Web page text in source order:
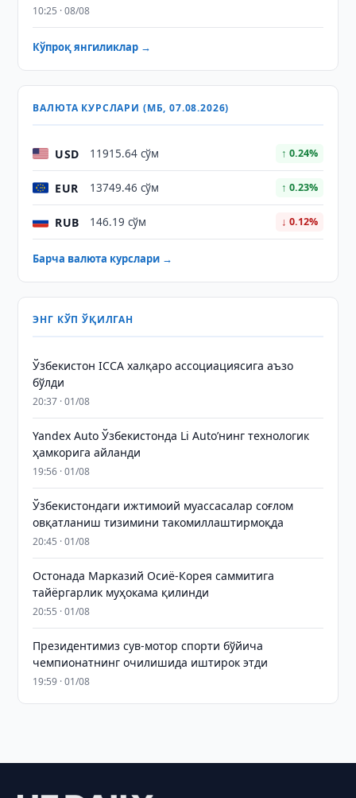
10:25 · 08/08
Кўпроқ янгиликлар →
ВАЛЮТА КУРСЛАРИ (МБ, 07.08.2026)
USD 11915.64 сўм ↑ 0.24%
EUR 13749.46 сўм ↑ 0.23%
RUB 146.19 сўм ↓ 0.12%
Барча валюта курслари →
ЭНГ КЎП ЎҚИЛГАН
Ўзбекистон ICCA халқаро ассоциациясига аъзо
бўлди
20:37 · 01/08
Yandex Auto Ўзбекистонда Li Auto’нинг технологик
ҳамкорига айланди
19:56 · 01/08
Ўзбекистондаги ижтимоий муассасалар соғлом
овқатланиш тизимини такомиллаштирмоқда
20:45 · 01/08
Остонада Марказий Осиё-Корея саммитига
тайёргарлик муҳокама қилинди
20:55 · 01/08
Президентимиз сув-мотор спорти бўйича
чемпионатнинг очилишида иштирок этди
19:59 · 01/08